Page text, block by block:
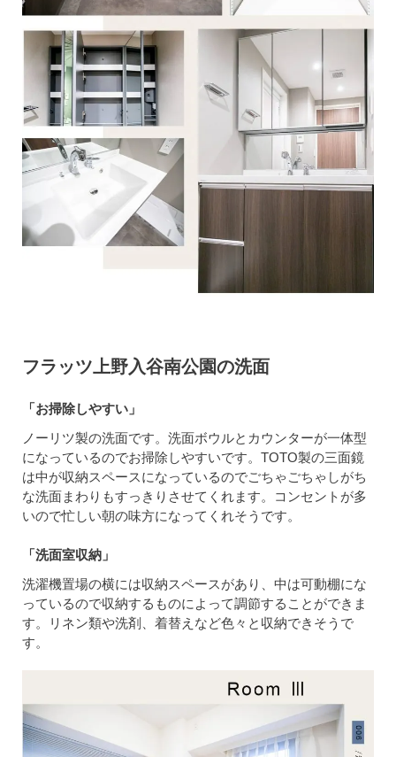
フラッツ上野入谷南公園の洗面
「お掃除しやすい」
ノーリツ製の洗面です。洗面ボウルとカウンターが一体型
になっているのでお掃除しやすいです。TOTO製の三面鏡
は中が収納スペースになっているのでごちゃごちゃしがち
な洗面まわりもすっきりさせてくれます。コンセントが多
いので忙しい朝の味方になってくれそうです。
「洗面室収納」
洗濯機置場の横には収納スペースがあり、中は可動棚にな
っているので収納するものによって調節することができま
す。リネン類や洗剤、着替えなど色々と収納できそうで
す。